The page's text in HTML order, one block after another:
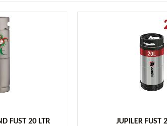
FUST 20 LTR JUPILER FUST